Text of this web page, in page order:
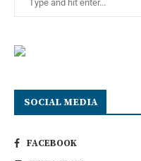
SOCIAL MEDIA
FACEBOOK